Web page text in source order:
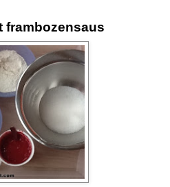
frambozensaus